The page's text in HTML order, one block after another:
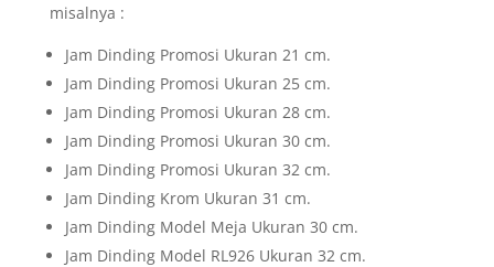
misalnya :
Jam Dinding Promosi Ukuran 21 cm.
Jam Dinding Promosi Ukuran 25 cm.
Jam Dinding Promosi Ukuran 28 cm.
Jam Dinding Promosi Ukuran 30 cm.
Jam Dinding Promosi Ukuran 32 cm.
Jam Dinding Krom Ukuran 31 cm.
Jam Dinding Model Meja Ukuran 30 cm.
Jam Dinding Model RL926 Ukuran 32 cm.